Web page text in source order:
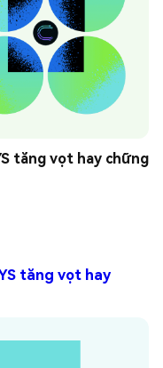
tăng vọt hay chững
tăng vọt hay